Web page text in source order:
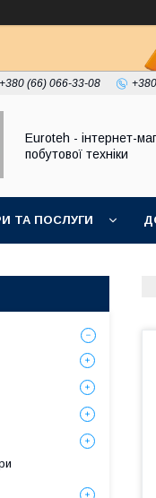
+380 (66) 066-33-08
Euroteh - інтернет-
побутової техніки
ТА ПОСЛУГИ